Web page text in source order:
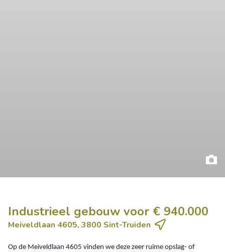
Industrieel gebouw voor € 940.000
Meiveldlaan 4605, 3800 Sint-Truiden
Op de Meiveldlaan 4605 vinden we deze zeer ruime opslag- of